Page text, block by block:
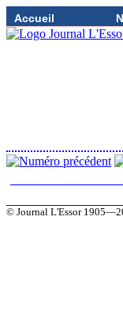
Accueil
© Journal L'Essor